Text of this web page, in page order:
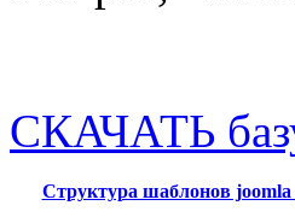
СКАЧАТЬ
Структура шаблонов joomla